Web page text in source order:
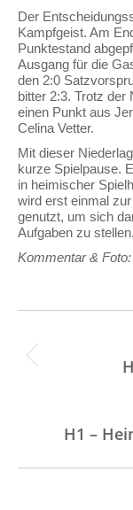
Der
Kampfgeist. Am
Punktestand
Ausgang für die
den 2:0
bitter 2:3. Trotz der
einen Punkt aus
Celina Vetter.
Mit dieser
kurze Spielpause.
in heimischer
wird erst einmal
genutzt, um sich
Aufgaben zu stellen.
Kommentar &
H1 –